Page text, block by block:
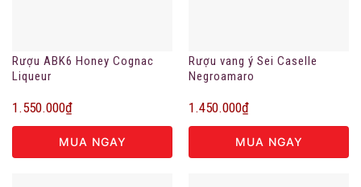
Rượu ABK6 Honey Cognac
Liqueur
1.550.000₫
MUA NGAY
Rượu vang ý Sei Caselle
Negroamaro
1.450.000₫
MUA NGAY